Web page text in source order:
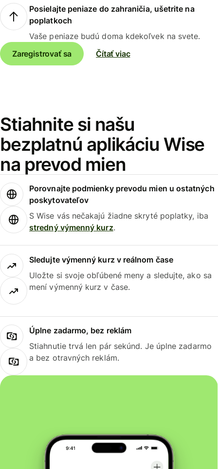
Posielajte peniaze do zahraničia, ušetrite na
poplatkoch
Vaše peniaze budú doma kdekoľvek na svete.
Zaregistrovať sa
Čítať viac
Stiahnite si našu
bezplatnú aplikáciu Wise
na prevod mien
Porovnajte podmienky prevodu mien u ostatných
poskytovateľov
S Wise vás nečakajú žiadne skryté poplatky, iba
stredný výmenný kurz.
Sledujte výmenný kurz v reálnom čase
Uložte si svoje obľúbené meny a sledujte, ako sa
mení výmenný kurz v čase.
Úplne zadarmo, bez reklám
Stiahnutie trvá len pár sekúnd. Je úplne zadarmo
a bez otravných reklám.